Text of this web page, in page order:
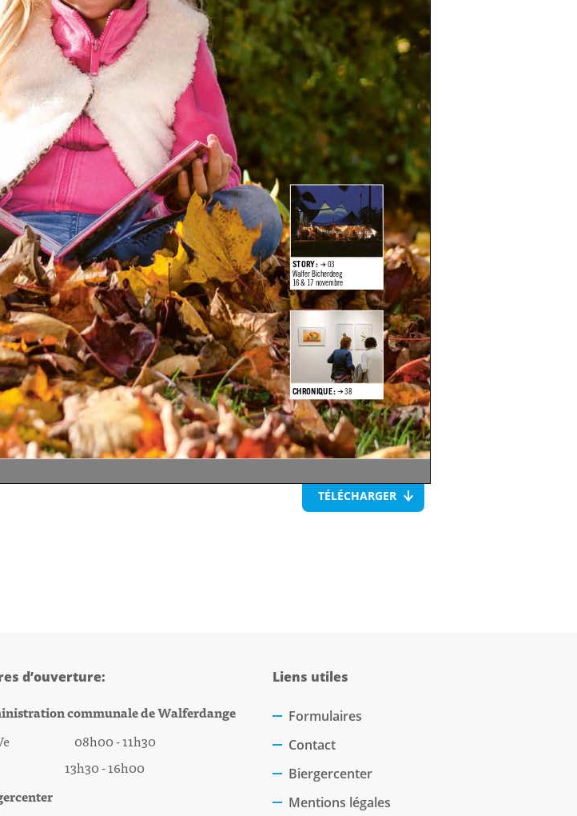
TÉLÉCHARGER
d’ouverture:
communale de Walferdange
Ve 08h00 - 11h30
- 16h00
Liens utiles
Formulaires
Contact
Biergercenter
Mentions légales